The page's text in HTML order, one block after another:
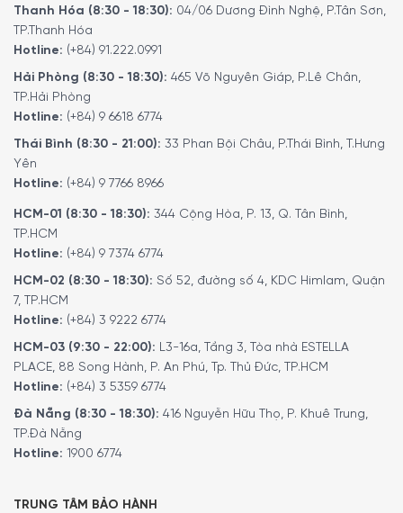
Thanh Hóa (8:30 - 18:30): 04/06 Dương Đình Nghệ, P.Tân Sơn,
TP.Thanh Hóa
Hotline: (+84) 91.222.0991
Hải Phòng (8:30 - 18:30): 465 Võ Nguyên Giáp, P.Lê Chân,
TP.Hải Phòng
Hotline: (+84) 9 6618 6774
Thái Bình (8:30 - 21:00): 33 Phan Bội Châu, P.Thái Bình, T.Hưng
Yên
Hotline: (+84) 9 7766 8966
HCM-01 (8:30 - 18:30): 344 Cộng Hòa, P. 13, Q. Tân Bình,
TP.HCM
Hotline: (+84) 9 7374 6774
HCM-02 (8:30 - 18:30): Số 52, đường số 4, KDC Himlam, Quận
7, TP.HCM
Hotline: (+84) 3 9222 6774
HCM-03 (9:30 - 22:00): L3-16a, Tầng 3, Tòa nhà ESTELLA
PLACE, 88 Song Hành, P. An Phú, Tp. Thủ Đức, TP.HCM
Hotline: (+84) 3 5359 6774
Đà Nẵng (8:30 - 18:30): 416 Nguyễn Hữu Thọ, P. Khuê Trung,
TP.Đà Nẵng
Hotline: 1900 6774
TRUNG TÂM BẢO HÀNH